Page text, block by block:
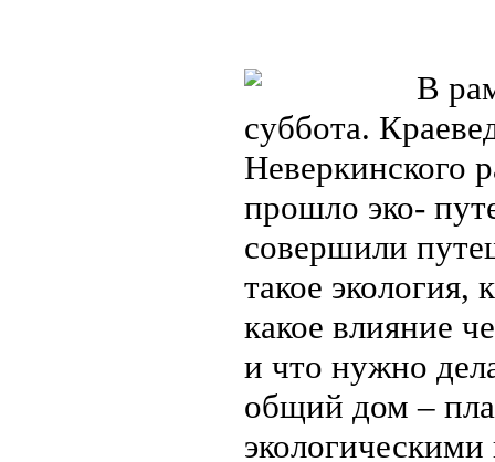
В
суббота.
Неверкинского
прошло эко-
совершили
такое
какое влияние
и что нужно
общий дом –